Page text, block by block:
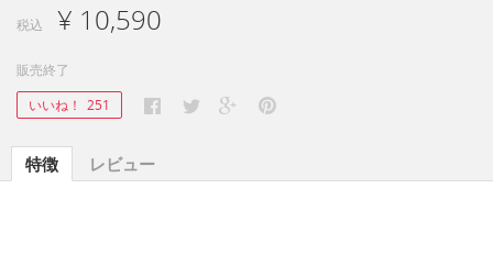
税込 ¥ 10,590
販売終了
いいね！ 251
特徴 レビュー